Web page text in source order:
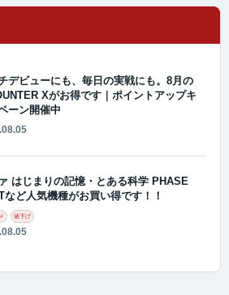
デビューにも、毎日の実戦にも。8月の
Xがお得です｜ポイントアップキ
ーン開催中
はじまりの記憶・とある科学 PHASE
など人気機種がお買い得です！！
値下げ